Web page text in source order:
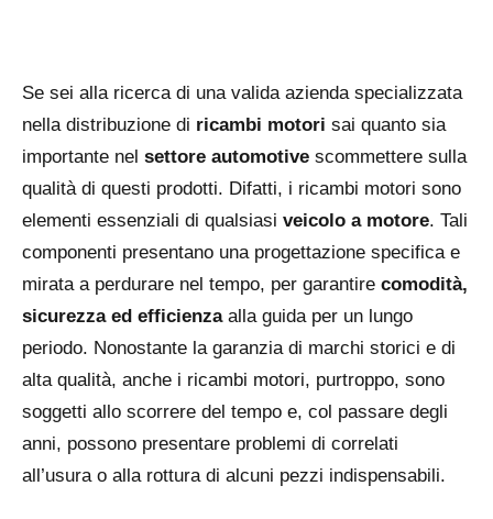
Se sei alla ricerca di una valida azienda specializzata
nella distribuzione di ricambi motori sai quanto sia
importante nel settore automotive scommettere sulla
qualità di questi prodotti. Difatti, i ricambi motori sono
elementi essenziali di qualsiasi veicolo a motore. Tali
componenti presentano una progettazione specifica e
mirata a perdurare nel tempo, per garantire comodità,
sicurezza ed efficienza alla guida per un lungo
periodo. Nonostante la garanzia di marchi storici e di
alta qualità, anche i ricambi motori, purtroppo, sono
soggetti allo scorrere del tempo e, col passare degli
anni, possono presentare problemi di correlati
all’usura o alla rottura di alcuni pezzi indispensabili.